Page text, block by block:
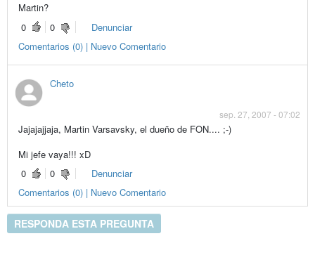
Martin?
0
0
Denunciar
Comentarios (0) | Nuevo Comentario
Cheto
sep. 27, 2007 - 07:02
Jajajajjaja, Martin Varsavsky, el dueño de FON.... ;-)
Mi jefe vaya!!! xD
0
0
Denunciar
Comentarios (0) | Nuevo Comentario
RESPONDA ESTA PREGUNTA